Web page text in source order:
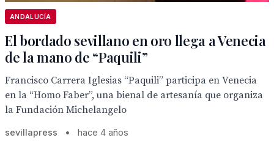
ANDALUCÍA
El bordado sevillano en oro llega a Venecia
de la mano de “Paquili”
Francisco Carrera Iglesias “Paquili” participa en Venecia
en la “Homo Faber”, una bienal de artesanía que organiza
la Fundación Michelangelo
sevillapress • hace 4 años